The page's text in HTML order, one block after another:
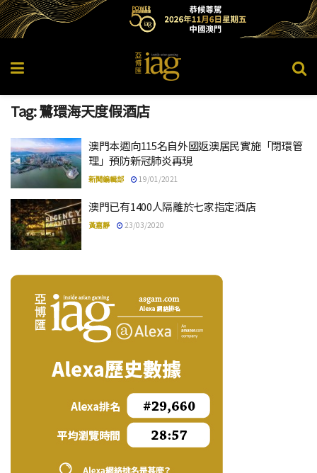
Tag:鷺環海天度假酒店
澳門本週向115名自外國返澳居民實施「閉環管
理」預防新冠肺炎再現
新聞編輯部 19/01/2021
澳門已有1400人隔離於七家指定酒店
黃嘉靜 23/03/2020